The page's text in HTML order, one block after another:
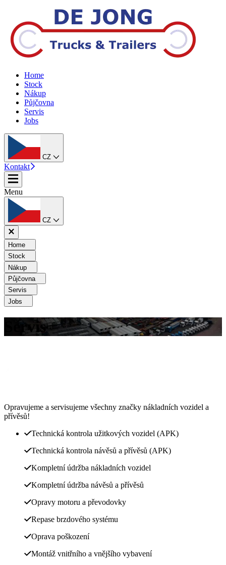
Home
Stock
Nákup
Půjčovna
Servis
Jobs
CZ
Kontakt
Menu
CZ
Home
Stock
Nákup
Půjčovna
Servis
Jobs
Servis
Opravujeme a servisujeme všechny značky nákladních vozidel a
přívěsů!
Technická kontrola užitkových vozidel (APK)
Technická kontrola návěsů a přívěsů (APK)
Kompletní údržba nákladních vozidel
Kompletní údržba návěsů a přívěsů
Opravy motoru a převodovky
Repase brzdového systému
Oprava poškození
Montáž vnitřního a vnějšího vybavení